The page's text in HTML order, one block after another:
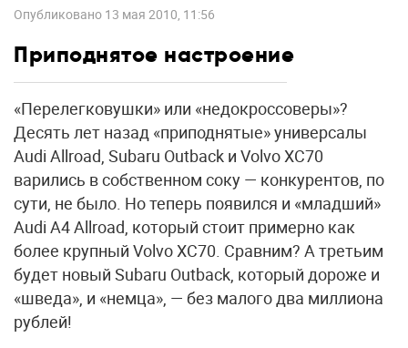
Опубликовано 13 мая 2010, 11:56
Приподнятое настроение
«Перелегковушки» или «недокроссоверы»?
Десять лет назад «приподнятые» универсалы
Audi Allroad, Subaru Outback и Volvo XC70
варились в собственном соку — конкурентов, по
сути, не было. Но теперь появился и «младший»
Audi А4 Allroad, который стоит примерно как
более крупный Volvo XC70. Сравним? А третьим
будет новый Subaru Outback, который дороже и
«шведа», и «немца», — без малого два миллиона
рублей!